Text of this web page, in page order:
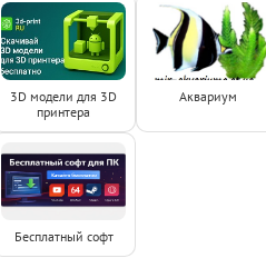
3D модели для 3D
принтера
Аквариум
Бесплатный софт